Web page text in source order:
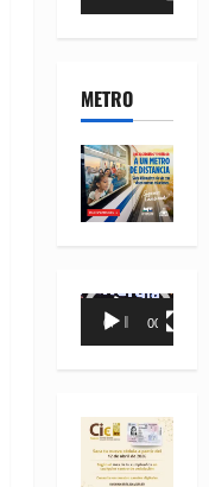
METRO
Reproductor
00:00 00:35